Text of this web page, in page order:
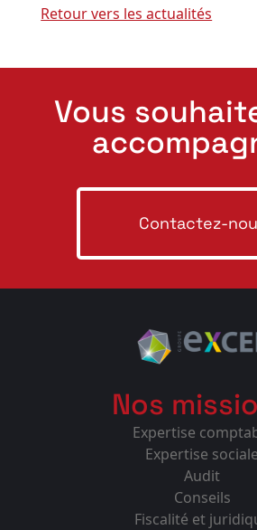
Retour vers les actualités
Vous
Contactez-
Nos
Expertise
Expertise sociale
Audit
Conseils
Fiscalité et